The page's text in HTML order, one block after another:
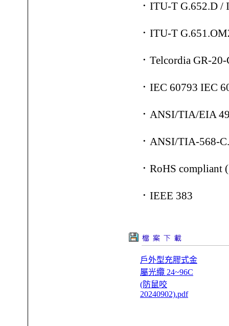
．ITU-T G.652.D /
．ITU-T
．Telcordia GR-
．IEC 60793 IEC
．ANSI/TIA/EIA
．ANSI/TIA-568-
．RoHS compliant
．IEEE 383
戶外型充膠式金
屬光纜 24~96C
(防鼠咬
20240902).pdf